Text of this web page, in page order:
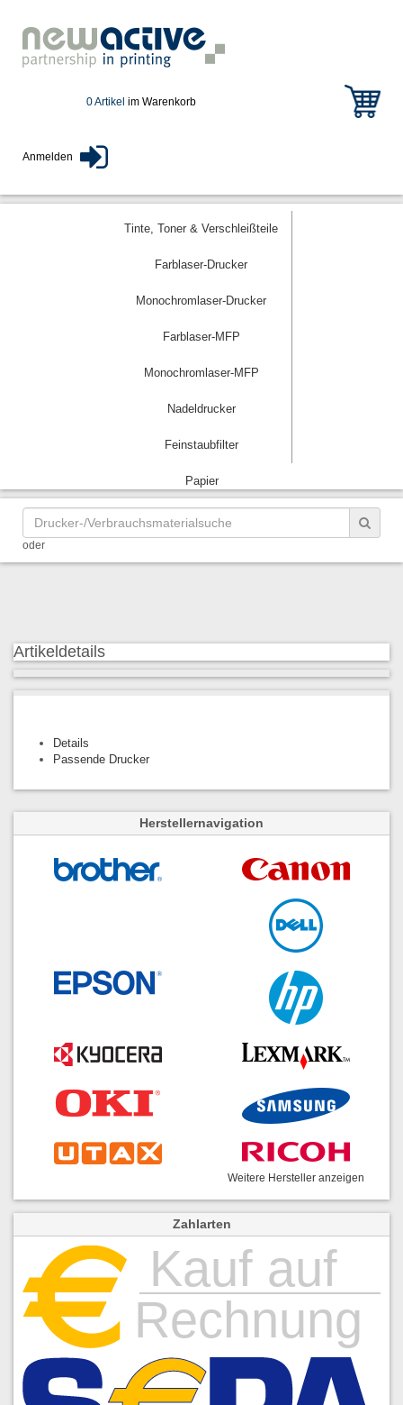
0 Artikel im Warenkorb
Anmelden
Tinte, Toner & Verschleißteile
Farblaser-Drucker
Monochromlaser-Drucker
Farblaser-MFP
Monochromlaser-MFP
Nadeldrucker
Feinstaubfilter
Papier
oder
Artikeldetails
Details
Passende Drucker
Herstellernavigation
Weitere Hersteller anzeigen
Zahlarten